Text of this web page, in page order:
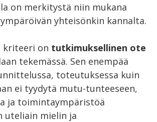
on merkitystä niin mukana
yhteisönkin kannalta.
kriteeri on tutkimuksellinen ote
tekemässä. Sen enempää
toteutuksessa kuin
ei tyydytä mutu-tunteeseen,
ja toimintaympäristöä
uteliain mielin ja